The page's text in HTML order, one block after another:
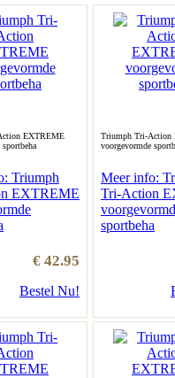
EXTREME
Triumph
EXTREME
€ 42.95
Bestel Nu!
Triumph Tri-Action
voorgevormde
Meer info:
Tri-Action
sportbeha